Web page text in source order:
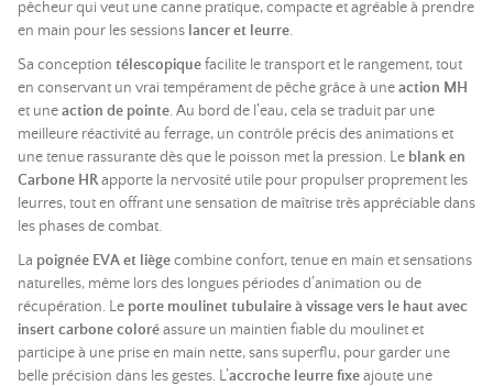
pêcheur qui veut une canne pratique, compacte et agréable à prendre
en main pour les sessions lancer et leurre.
Sa conception télescopiquefacilite le transport et le rangement, tout
en conservant un vrai tempérament de pêche grâce à uneaction MH
et uneaction de pointe. Au bord de l’eau, cela se traduit par une
meilleure réactivité au ferrage, un contrôle précis des animations et
une tenue rassurante dès que le poisson met la pression. Le blank en
Carbone HRapporte la nervosité utile pour propulser proprement les
leurres, tout en offrant une sensation de maîtrise très appréciable dans
les phases de combat.
La poignée EVA et liègecombine confort, tenue en main et sensations
naturelles, même lors des longues périodes d’animation ou de
récupération. Le porte moulinet tubulaire à vissage vers le haut avec
insert carbone coloréassure un maintien fiable du moulinet et
participe à une prise en main nette, sans superflu, pour garder une
belle précision dans les gestes. L’accroche leurre fixeajoute une